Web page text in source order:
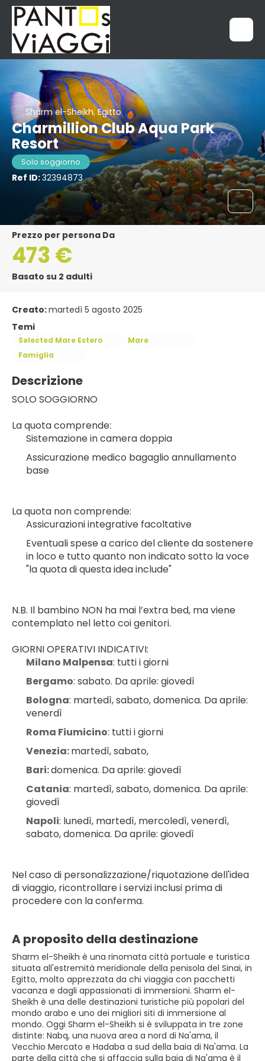
Sharm el-Sheikh, Egitto
Charmillion Club Aqua Park
Resort
Solo soggiorno
Ref ID:32394873
Prezzo per persona Da
473 €
Basato su 2 adulti
Creato:martedì 5 agosto 2025
Temi
Selected Mare Estero
Mare
Famiglia
Descrizione
SOLO SOGGIORNO
La quota comprende:
Sistemazione in camera doppia
Assicurazione medico bagaglio annullamento
base
La quota non comprende:
Assicurazioni integrative facoltative
Eventuali spese a carico del cliente da sostenere
in loco e tutto quanto non indicato sotto la voce
"la quota di questa idea include"
N.B. Il bambino NON ha mai l’extra bed, ma viene
contemplato nel letto coi genitori.
GIORNI OPERATIVI INDICATIVI:
Milano Malpensa: tutti i giorni
Bergamo: sabato. Da aprile: giovedì
Bologna: martedì, sabato, domenica. Da aprile:
venerdì
Roma Fiumicino: tutti i giorni
Venezia: martedì, sabato,
Bari: domenica. Da aprile: giovedì
Catania: martedì, sabato, domenica. Da aprile:
giovedì
Napoli: lunedì, martedì, mercoledì, venerdì,
sabato, domenica. Da aprile: giovedì
Nel caso di personalizzazione/riquotazione dell'idea
di viaggio, ricontrollare i servizi inclusi prima di
procedere con la conferma.
A proposito della destinazione
Sharm el-Sheikh è una rinomata città portuale e turistica
situata all'estremità meridionale della penisola del Sinai, in
Egitto, molto apprezzata da chi viaggia con pacchetti
vacanza e dagli appassionati di immersioni. Sharm el-
Sheikh è una delle destinazioni turistiche più popolari del
mondo arabo e uno dei migliori siti di immersione al
mondo. Oggi Sharm el-Sheikh si è sviluppata in tre zone
distinte: Nabq, una nuova area a nord di Na'ama, il
Vecchio Mercato e Hadaba a sud della baia di Na'ama. La
parte della città che si affaccia sulla baia di Na'ama è il